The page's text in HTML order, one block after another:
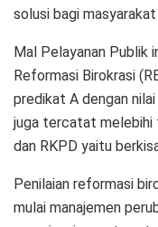
solusi bagi masyarakat
Mal Pelayanan Publik
Reformasi Birokrasi
predikat A dengan
juga tercatat melebihi
dan RKPD yaitu
Penilaian reformasi
mulai manajemen